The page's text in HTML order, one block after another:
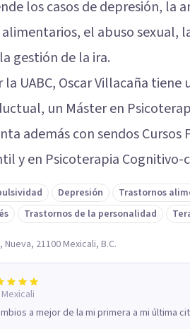
los casos de depresión, la
el abuso sexual,
gestión de la ira.
UABC, Oscar Villacaña
un Máster en
además con sendos Cursos
y en Psicoterapia
Depresión
Trastornos
Trastornos de la personalidad
21100 Mexicali, B.C.
Mexicali
a mejor de la mi primera a mi última